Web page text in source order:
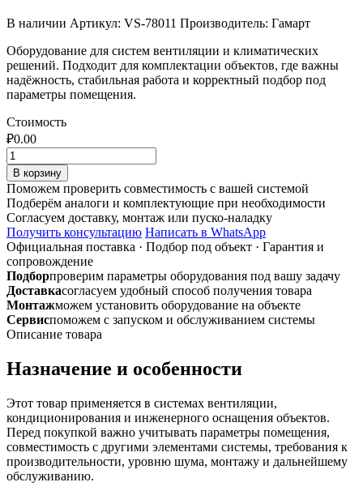
В наличии Артикул: VS-78011 Производитель: Гамарт
Оборудование для систем вентиляции и климатических
решений. Подходит для комплектации объектов, где важны
надёжность, стабильная работа и корректный подбор под
параметры помещения.
Стоимость
₽0.00
Количество
товара
Воздуховод
из
оцинкованной
стали
в
огнезащите
400x300
L-
1250
В корзину
Поможем проверить совместимость с вашей системой
Подберём аналоги и комплектующие при необходимости
Согласуем доставку, монтаж или пуско-наладку
Получить консультацию Написать в WhatsApp
Официальная поставка · Подбор под объект · Гарантия и
сопровождение
Подборпроверим параметры оборудования под вашу задачу
Доставкасогласуем удобный способ получения товара
Монтажможем установить оборудование на объекте
Сервиспоможем с запуском и обслуживанием системы
Описание товара
Назначение и особенности
Этот товар применяется в системах вентиляции,
кондиционирования и инженерного оснащения объектов.
Перед покупкой важно учитывать параметры помещения,
совместимость с другими элементами системы, требования к
производительности, уровню шума, монтажу и дальнейшему
обслуживанию.